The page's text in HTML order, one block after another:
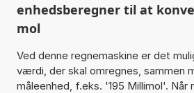
enhedsberegner til at
mol
Ved denne regnemaskine er det
værdi, der skal omregnes, sammen
måleenhed, f.eks. '195 Millimol'. Når